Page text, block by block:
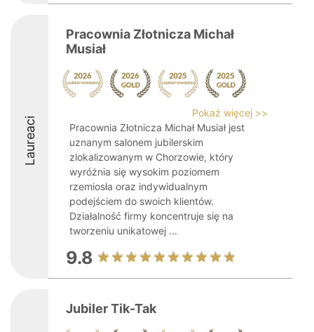
Laureaci
Pracownia Złotnicza Michał
Musiał
Pokaż więcej >>
Pracownia Złotnicza Michał Musiał jest
uznanym salonem jubilerskim
zlokalizowanym w Chorzowie, który
wyróżnia się wysokim poziomem
rzemiosła oraz indywidualnym
podejściem do swoich klientów.
Działalność firmy koncentruje się na
tworzeniu unikatowej ...
9.8
Jubiler Tik-Tak